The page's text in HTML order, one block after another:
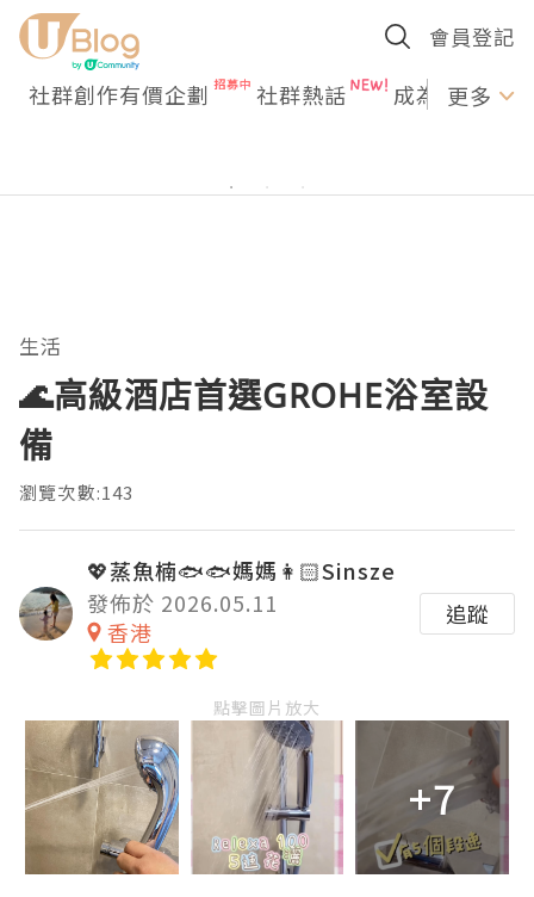
會員登記
社群創作有價企劃 社群熱話 成為U更多
生活
🌊高級酒店首選GROHE浴室設
備
瀏覽次數:143
💖蒸魚楠🐟🐟媽媽👩🏻Sinsze
發佈於 2026.05.11
香港
追蹤
點擊圖片放大
+7